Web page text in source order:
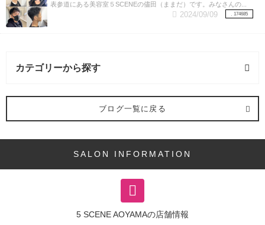
表参道にある美容室５SCENEの儘田（ままだ）です。みなさんの...
174685
2024/09/09
カテゴリーから探す
アレンジスタイル (1記事)
ショート (5記事)
ブログ一覧に戻る
SALON INFORMATION
5 SCENE AOYAMAの店舗情報